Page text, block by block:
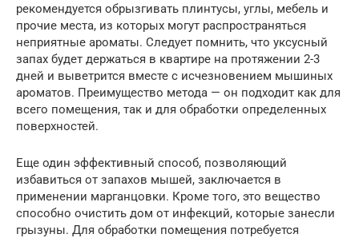
рекомендуется обрызгивать плинтусы, углы, мебель и
прочие места, из которых могут распространяться
неприятные ароматы. Следует помнить, что уксусный
запах будет держаться в квартире на протяжении 2-3
дней и выветрится вместе с исчезновением мышиных
ароматов. Преимущество метода — он подходит как для
всего помещения, так и для обработки определенных
поверхностей.
Еще один эффективный способ, позволяющий
избавиться от запахов мышей, заключается в
применении марганцовки. Кроме того, это вещество
способно очистить дом от инфекций, которые занесли
грызуны. Для обработки помещения потребуется